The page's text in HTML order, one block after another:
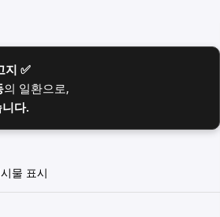
지 ✅
의 일환으로,
다.
물 표시